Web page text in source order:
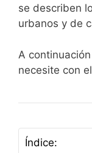
se describen
urbanos y de
A
necesite con
Índice: